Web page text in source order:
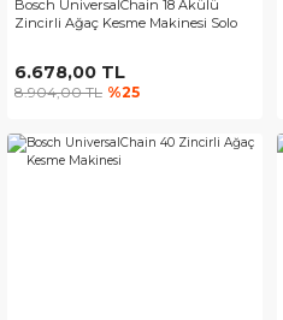
Bosch UniversalChain 18 Akülü
Zincirli Ağaç Kesme Makinesi Solo
6.678,00 TL
8.904,00 TL %25